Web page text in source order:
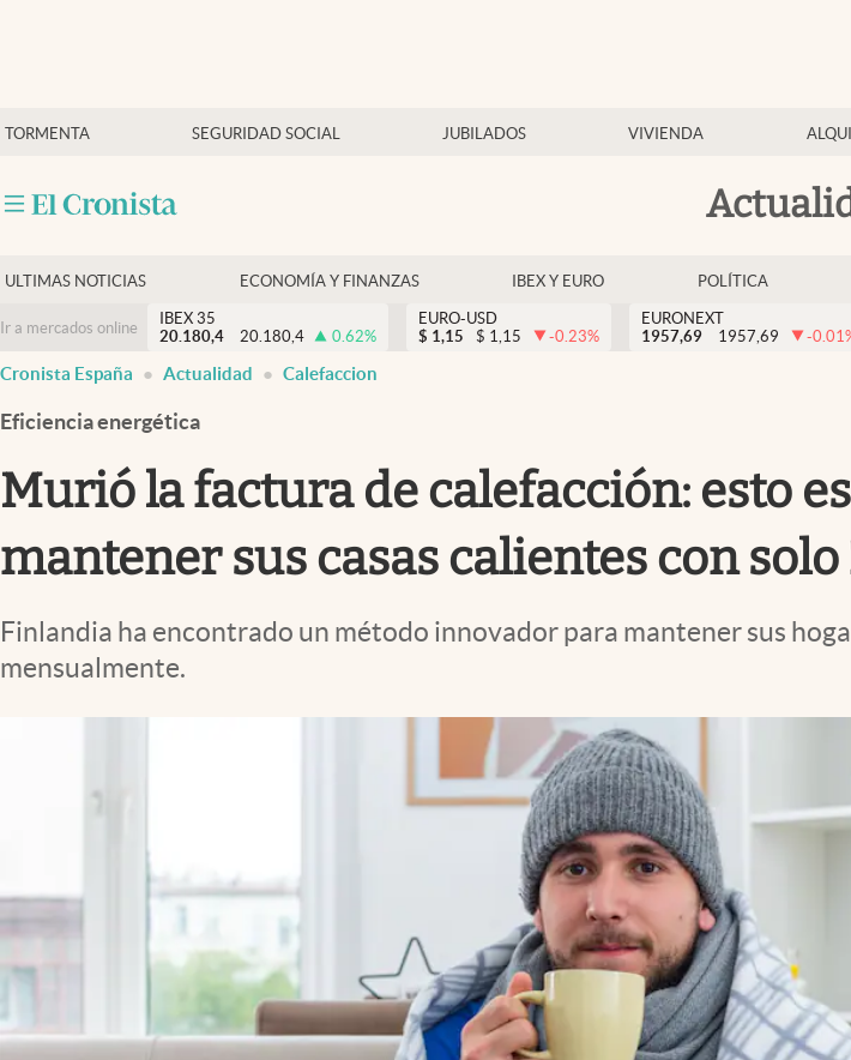
TORMENTA SEGURIDAD SOCIAL JUBILADOS VIVIENDA
Economía y finanzas
Criptomonedas
ULTIMAS NOTICIAS ECONOMÍA Y FINANZAS IBEX Y EURO POLÍTICA
Ir a mercados online
IBEX 35
20.180,4
20.180,4 0.62%
EURO-USD
$ 1,15 $ 1,15 -0.23%
EURONEXT
1957,69
1957,69 -0.01
Cronista España Actualidad Calefaccion
Eficiencia energética
Murió la factura de calefacción: esto
mantener sus casas calientes con solo
Finlandia ha encontrado un método innovador para mantener sus
mensualmente.